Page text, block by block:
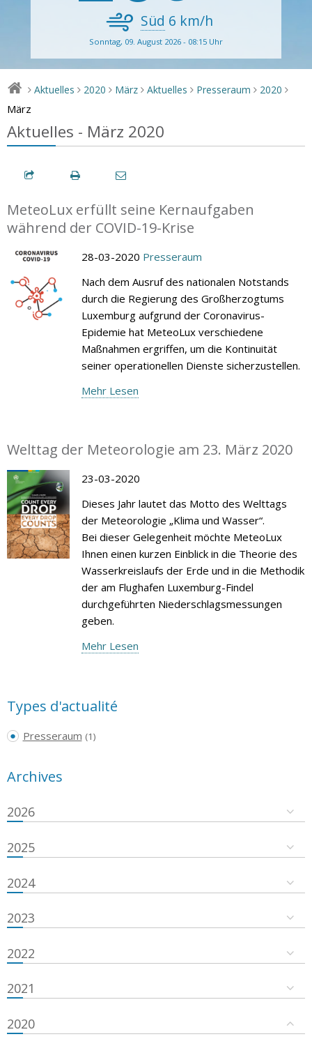
Süd 6 km/h
Sonntag, 09. August 2026 - 08:15 Uhr
> Aktuelles > 2020 > März > Aktuelles > Presseraum > 2020 >
März
Aktuelles - März 2020
MeteoLux erfüllt seine Kernaufgaben
während der COVID-19-Krise
28-03-2020 Presseraum
Nach dem Ausruf des nationalen Notstands
durch die Regierung des Großherzogtums
Luxemburg aufgrund der Coronavirus-
Epidemie hat MeteoLux verschiedene
Maßnahmen ergriffen, um die Kontinuität
seiner operationellen Dienste sicherzustellen.
Mehr Lesen
Welttag der Meteorologie am 23. März 2020
23-03-2020
Dieses Jahr lautet das Motto des Welttags
der Meteorologie „Klima und Wasser“.
Bei dieser Gelegenheit möchte MeteoLux
Ihnen einen kurzen Einblick in die Theorie des
Wasserkreislaufs der Erde und in die Methodik
der am Flughafen Luxemburg-Findel
durchgeführten Niederschlagsmessungen
geben.
Mehr Lesen
Types d'actualité
Presseraum (1)
Archives
2026
2025
2024
2023
2022
2021
2020